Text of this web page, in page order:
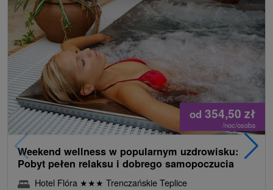
od 354,50 zł
/noc/osoba
Weekend wellness w popularnym uzdrowisku:
Pobyt pełen relaksu i dobrego samopoczucia
Hotel Flóra ★★★ Trenczańskie Teplice